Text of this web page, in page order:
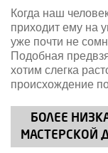
Когда наш
приходит ему на
уже почти не
Подобная
хотим слегка
происхождение
БОЛЕЕ
МАСТЕРСКОЙ